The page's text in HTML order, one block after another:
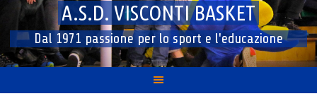
A.S.D. VISCONTI BASKET
Dal 1971 passione per lo sport e l'educazione